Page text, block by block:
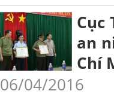
Cục
an
Chí
06/04/2016